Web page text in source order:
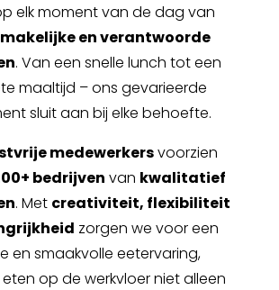
elk moment van de dag van
en verantwoorde
. Van een snelle lunch tot een
maaltijd – ons gevarieerde
sluit aan bij elke behoefte.
medewerkersvoorzien
bedrijven van kwalitatief
. Met creativiteit, flexibiliteit
zorgen we voor een
en smaakvolle eetervaring,
op de werkvloer niet alleen